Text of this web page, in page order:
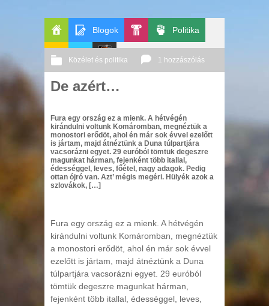
Főoldal
Blogok
Pop-
Politika
Journal
Közélet és politika 1 hozzászólás
2010 10. 25.
De azért…
Fura egy ország ez a mienk. A hétvégén
kirándulni voltunk Komáromban, megnéztük a
monostori erődöt, ahol én már sok évvel ezelőtt
is jártam, majd átnéztünk a Duna túlpartjára
vacsorázni egyet. 29 euróból tömtük degeszre
magunkat hárman, fejenként több itallal,
édességgel, leves, főétel, nagy adagok. Pedig
ottan ójró van. Azt’ mégis megéri. Hülyék azok a
szlovákok, […]
Fura egy ország ez a mienk. A hétvégén
kirándulni voltunk Komáromban, megnéztük
a monostori erődöt, ahol én már sok évvel
ezelőtt is jártam, majd átnéztünk a Duna
túlpartjára vacsorázni egyet. 29 euróból
tömtük degeszre magunkat hárman,
fejenként több itallal, édességgel, leves,